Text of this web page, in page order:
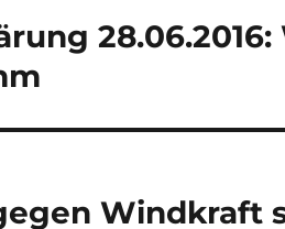
Windkraft